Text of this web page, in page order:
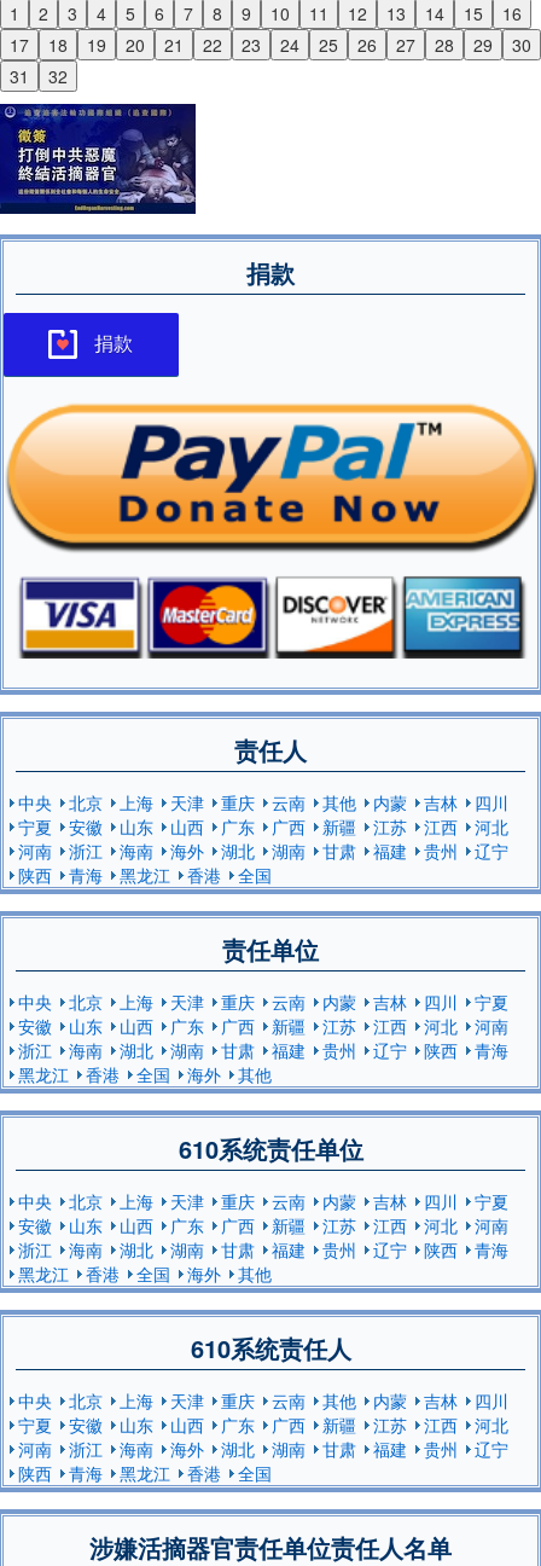
1 2 3 4 5 6 7 8 9 10 11 12 13 14 15
16
17
18 19 20 21 22 23 24 25 26 27 28 29
30
31
32
Previous
Next
捐款
捐款
责任人
中央 北京 上海 天津 重庆 云南 其他 内蒙 吉林
四川
宁夏
安徽 山东 山西 广东 广西 新疆 江苏 江西
河北
河南
浙江 海南 海外 湖北 湖南 甘肃 福建 贵州
辽宁
陕西
青海 黑龙江 香港 全国
责任单位
中央 北京 上海 天津 重庆 云南 内蒙 吉林 四川
宁夏
安徽
山东 山西 广东 广西 新疆 江苏 江西 河北
河南
浙江
海南 湖北 湖南 甘肃 福建 贵州 辽宁 陕西
青海
黑龙江
香港 全国 海外 其他
610系统责任单位
中央 北京 上海 天津 重庆 云南 内蒙 吉林 四川
宁夏
安徽
山东 山西 广东 广西 新疆 江苏 江西 河北
河南
浙江
海南 湖北 湖南 甘肃 福建 贵州 辽宁 陕西
青海
黑龙江
香港 全国 海外 其他
610系统责任人
中央 北京 上海 天津 重庆 云南 其他 内蒙 吉林
四川
宁夏
安徽 山东 山西 广东 广西 新疆 江苏 江西
河北
河南
浙江 海南 海外 湖北 湖南 甘肃 福建 贵州
辽宁
陕西
青海 黑龙江 香港 全国
涉嫌活摘器官责任单位责任人名单